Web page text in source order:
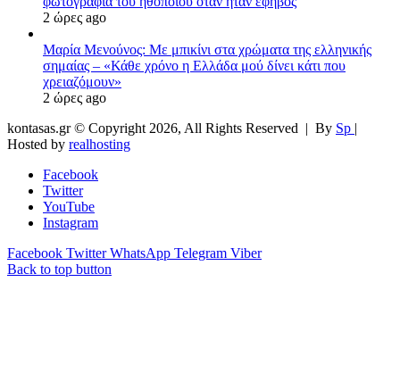
2 ώρες ago
Μαρία Μενούνος: Με μπικίνι στα χρώματα της ελληνικής
σημαίας – «Κάθε χρόνο η Ελλάδα μού δίνει κάτι που
χρειαζόμουν»
2 ώρες ago
kontasas.gr © Copyright 2026, All Rights Reserved | By Sp |
Hosted by realhosting
Facebook
Twitter
YouTube
Instagram
Facebook Twitter WhatsApp Telegram Viber
Back to top button